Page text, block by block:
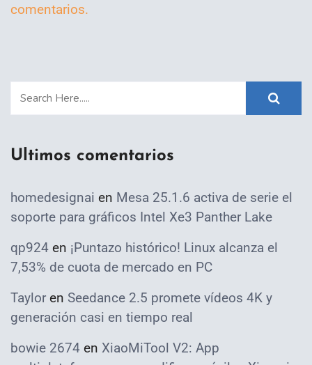
comentarios.
Ultimos comentarios
homedesignai en Mesa 25.1.6 activa de serie el
soporte para gráficos Intel Xe3 Panther Lake
qp924 en ¡Puntazo histórico! Linux alcanza el
7,53% de cuota de mercado en PC
Taylor en Seedance 2.5 promete vídeos 4K y
generación casi en tiempo real
bowie 2674 en XiaoMiTool V2: App